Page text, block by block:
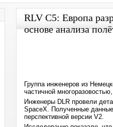
RLV C5: Европа
основе анализа
Группа инженеров из
частичной
Инженеры DLR провели
SpaceX. Полученные
перспективной версии V2.